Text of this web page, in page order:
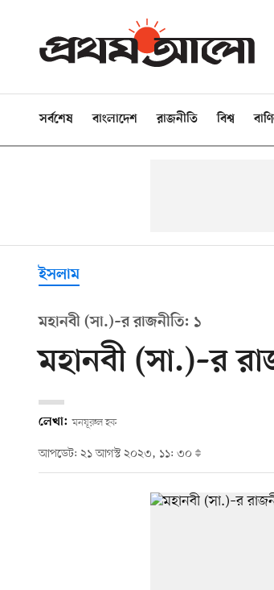
সর্বশেষ বাংলাদেশ রাজনীতি বিশ্ব
ইসলাম
মহানবী (সা.)–র রাজনীতি: ১
মহানবী (সা.)–র
লেখা: মনযূরুল হক
আপডেট: ২১ আগস্ট ২০২৩, ১১: ৩০